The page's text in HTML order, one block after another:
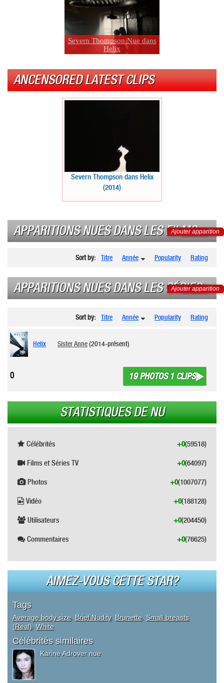
Severn Thompson Nue dans
Helix
ANCENSORED LATEST CLIPS
Severn Thompson dans Helix
(2014)
APPARITIONS NUES DANS LES FILMS
Ajouter apparition
Sort by: Titre Année Popularity Rating
APPARITIONS NUES DANS LES SÉRIES
Ajouter apparition
Sort by: Titre Année Popularity Rating
Helix Sister Anne(2014-présent)
19 PHOTOS 1 CLIPS
0
STATISTIQUES DE NU
Célébrités (59518)
+0
Films et Séries TV (64097)
+0
Photos (1007077)
+0
Vidéo (188128)
+0
Utilisateurs (204450)
+0
Commentaires (76625)
+0
AIMEZ-VOUS CETTE STAR?
Tags
Average body size, Brief Nudity, Brunette, Small breasts
(Real) White
Célébrités similaires
Karine Adrover nue